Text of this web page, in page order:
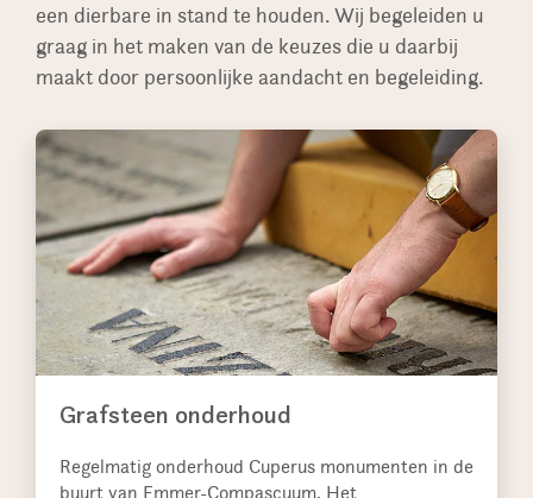
een dierbare in stand te houden. Wij begeleiden u
graag in het maken van de keuzes die u daarbij
maakt door persoonlijke aandacht en begeleiding.
Grafsteen onderhoud
Regelmatig onderhoud Cuperus monumenten in de
buurt van Emmer-Compascuum. Het